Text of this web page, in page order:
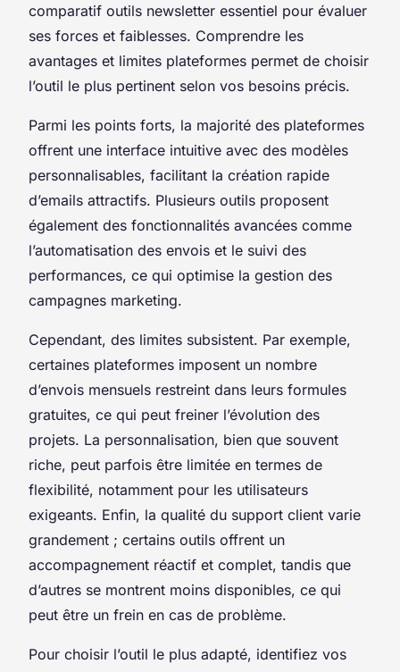
comparatif outils newsletter essentiel pour évaluer
ses forces et faiblesses. Comprendre les
avantages et limites plateformes permet de choisir
l’outil le plus pertinent selon vos besoins précis.
Parmi les points forts, la majorité des plateformes
offrent une interface intuitive avec des modèles
personnalisables, facilitant la création rapide
d’emails attractifs. Plusieurs outils proposent
également des fonctionnalités avancées comme
l’automatisation des envois et le suivi des
performances, ce qui optimise la gestion des
campagnes marketing.
Cependant, des limites subsistent. Par exemple,
certaines plateformes imposent un nombre
d’envois mensuels restreint dans leurs formules
gratuites, ce qui peut freiner l’évolution des
projets. La personnalisation, bien que souvent
riche, peut parfois être limitée en termes de
flexibilité, notamment pour les utilisateurs
exigeants. Enfin, la qualité du support client varie
grandement ; certains outils offrent un
accompagnement réactif et complet, tandis que
d’autres se montrent moins disponibles, ce qui
peut être un frein en cas de problème.
Pour choisir l’outil le plus adapté, identifiez vos